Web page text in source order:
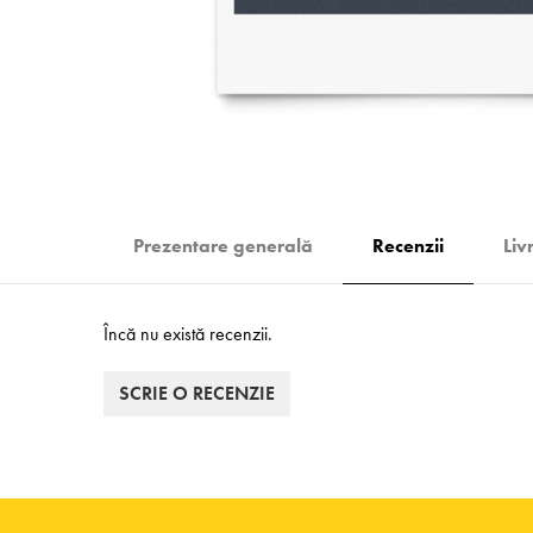
Prezentare generală Recenzii
Încă nu există recenzii.
SCRIE O RECENZIE